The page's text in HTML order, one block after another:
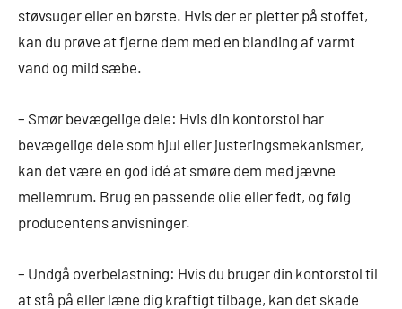
støvsuger eller en børste. Hvis der er pletter på stoffet,
kan du prøve at fjerne dem med en blanding af varmt
vand og mild sæbe.
– Smør bevægelige dele: Hvis din kontorstol har
bevægelige dele som hjul eller justeringsmekanismer,
kan det være en god idé at smøre dem med jævne
mellemrum. Brug en passende olie eller fedt, og følg
producentens anvisninger.
– Undgå overbelastning: Hvis du bruger din kontorstol til
at stå på eller læne dig kraftigt tilbage, kan det skade